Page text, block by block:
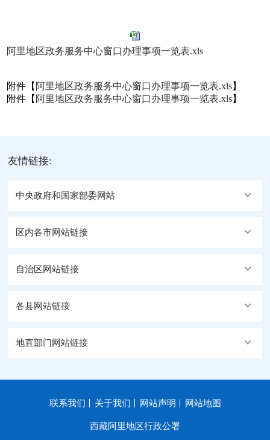
阿里地区政务服务中心窗口办理事项一览表.xls
附件【 阿里地区政务服务中心窗口办理事项一览表.xls】
附件【 阿里地区政务服务中心窗口办理事项一览表.xls】
友情链接:
中央政府和国家部委网站
区内各市网站链接
自治区网站链接
各县网站链接
地直部门网站链接
联系我们 关于我们 网站声明 网站地图
西藏阿里地区行政公署